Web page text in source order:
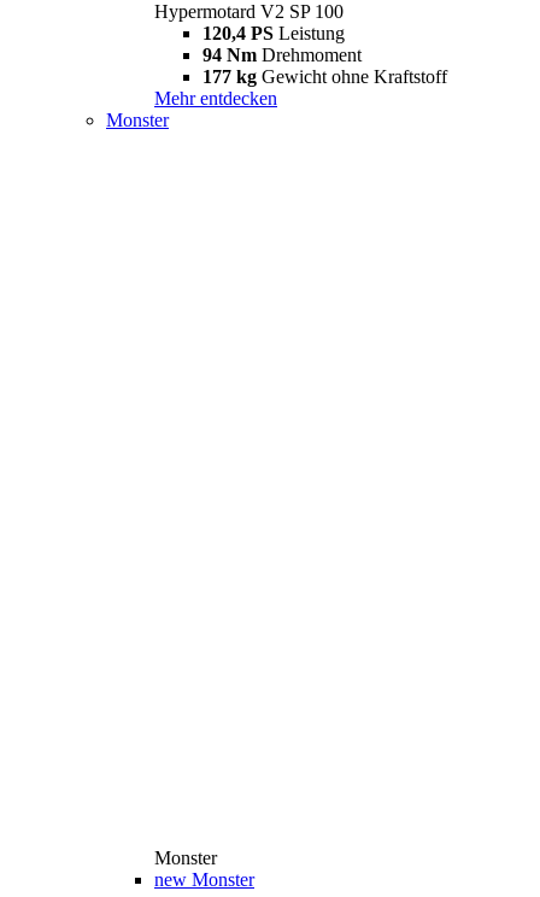
Hypermotard V2 SP 100
120,4 PS Leistung
94 Nm Drehmoment
177 kg Gewicht ohne Kraftstoff
Mehr entdecken
Monster
Monster
new Monster